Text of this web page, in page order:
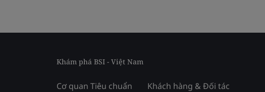
Khám phá BSI - Việt Nam
Cơ quan Tiêu chuẩn
Khách hàng & Đối tác